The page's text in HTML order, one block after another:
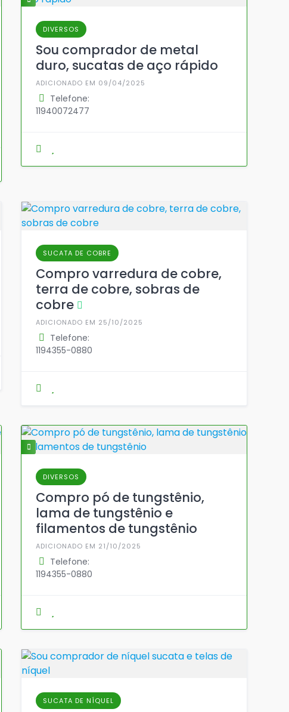
DIVERSOS
Sou comprador de metal
duro, sucatas de aço rápido
ADICIONADO EM 09/04/2025
Telefone:
11940072477
SUCATA DE COBRE
Compro varredura de cobre,
terra de cobre, sobras de
cobre
ADICIONADO EM 25/10/2025
Telefone:
1194355-0880
DIVERSOS
Compro pó de tungstênio,
lama de tungstênio e
filamentos de tungstênio
ADICIONADO EM 21/10/2025
Telefone:
1194355-0880
SUCATA DE NÍQUEL